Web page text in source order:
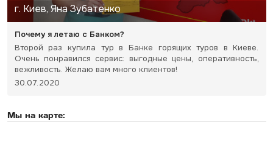
г. Киев, Яна Зубатенко
Почему я летаю с Банком?
Второй раз купила тур в Банке горящих туров в Киеве.
Очень понравился сервис: выгодные цены, оперативность,
вежливость. Желаю вам много клиентов!
30.07.2020
Мы на карте: